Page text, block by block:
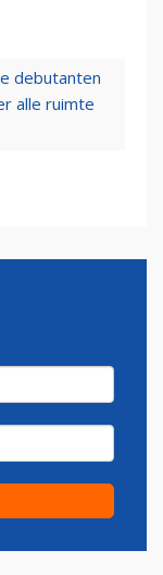
debutanten
alle ruimte